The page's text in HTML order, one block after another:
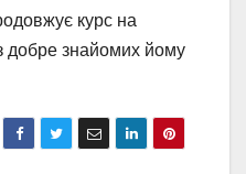
курс на
знайомих йому